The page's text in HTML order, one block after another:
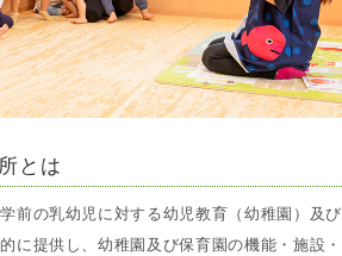
とは
前の乳幼児に対する幼児教育（幼稚園）及び
に提供し、幼稚園及び保育園の機能・施設・